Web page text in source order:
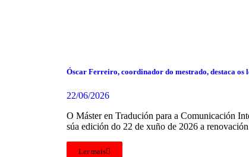
Óscar Ferreiro, coordinador do mestrado, destaca
22/06/2026
O Máster en Tradución para a Comunicación
súa edición do 22 de xuño de 2026 a
Ler mais